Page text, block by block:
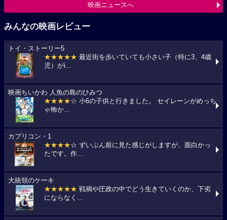
映画ニュースへ
みんなの映画レビュー
トイ・ストーリー5
★★★★★ 最近街を歩いていても小さい子（特に3、4歳
児）がi...
映画ちいかわ 人魚の島のひみつ
★★★★☆ 小6の子供と行きました。 セイレーンがめっち
ゃ怖か...
カプリコン・1
★★★★☆ ずいぶん前に見た感じがしますが、面白かっ
たです。作...
大統領のケーキ
★★★★★ 戦禍や圧政の中でどう生きていくのか、下劣
にならなく...